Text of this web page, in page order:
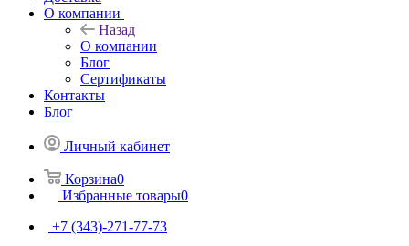
О компании
Назад
О компании
Блог
Сертификаты
Контакты
Блог
Личный кабинет
Корзина0
Избранные товары0
+7 (343)-271-77-73